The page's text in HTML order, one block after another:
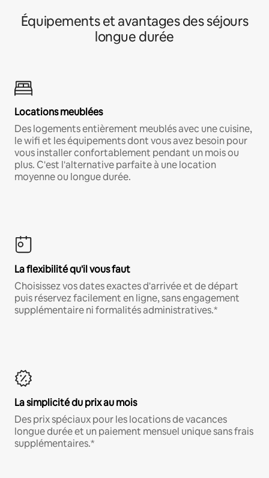
Équipements et avantages des séjours
longue durée
Locations meublées
Des logements entièrement meublés avec une cuisine,
le wifi et les équipements dont vous avez besoin pour
vous installer confortablement pendant un mois ou
plus. C'est l'alternative parfaite à une location
moyenne ou longue durée.
La flexibilité qu'il vous faut
Choisissez vos dates exactes d'arrivée et de départ
puis réservez facilement en ligne, sans engagement
supplémentaire ni formalités administratives.*
La simplicité du prix au mois
Des prix spéciaux pour les locations de vacances
longue durée et un paiement mensuel unique sans frais
supplémentaires.*